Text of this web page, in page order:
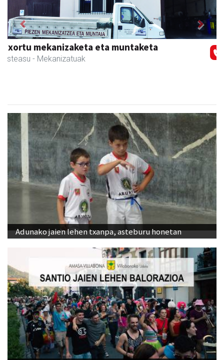
Iturri-Ondo jatetxea
Asteasu - Jatetxeak
Previous Next
Adunako jaien lehen txanpa, asteburu honetan